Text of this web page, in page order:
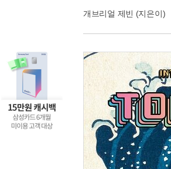
개브리얼 제빈 (지은이)